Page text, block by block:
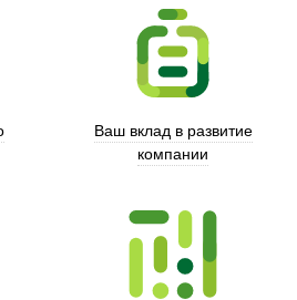
Ваш вклад в развитие
компании